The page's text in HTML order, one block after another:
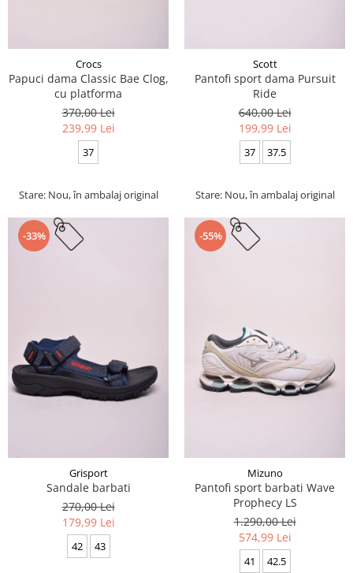
Crocs
Papuci dama Classic Bae Clog,
cu platforma
370,00 Lei
239,99 Lei
37
Stare: Nou, în ambalaj original
Scott
Pantofi sport dama Pursuit
Ride
640,00 Lei
199,99 Lei
37 37.5
Stare: Nou, în ambalaj original
-33%
Grisport
Sandale barbati
270,00 Lei
179,99 Lei
42 43
-55%
Mizuno
Pantofi sport barbati Wave
Prophecy LS
1.290,00 Lei
574,99 Lei
41 42.5